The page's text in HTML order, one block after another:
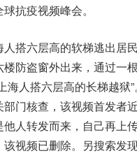
抗疫视频峰会。
人搭六层高的软梯逃出
楼防盗窗外出来，通过一
海人搭六层高的长梯越狱”。
部门核查，该视频首发者
他人转发而来，自己再上
该视频已删除。另搜索发